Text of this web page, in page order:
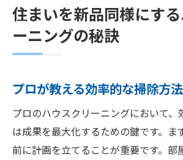
住まいを新品同様にす
ーニングの秘訣
プロが教える効率的な掃除方法
プロのハウスクリーニングにおいて、
は成果を最大化するための鍵です。ま
前に計画を立てることが重要です。部